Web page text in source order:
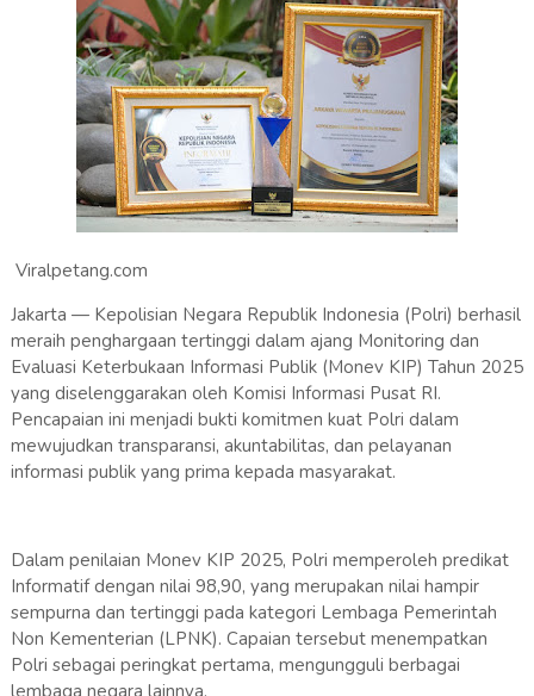
Viralpetang.com
Jakarta — Kepolisian Negara Republik Indonesia (Polri) berhasil
meraih penghargaan tertinggi dalam ajang Monitoring dan
Evaluasi Keterbukaan Informasi Publik (Monev KIP) Tahun 2025
yang diselenggarakan oleh Komisi Informasi Pusat RI.
Pencapaian ini menjadi bukti komitmen kuat Polri dalam
mewujudkan transparansi, akuntabilitas, dan pelayanan
informasi publik yang prima kepada masyarakat.
Dalam penilaian Monev KIP 2025, Polri memperoleh predikat
Informatif dengan nilai 98,90, yang merupakan nilai hampir
sempurna dan tertinggi pada kategori Lembaga Pemerintah
Non Kementerian (LPNK). Capaian tersebut menempatkan
Polri sebagai peringkat pertama, mengungguli berbagai